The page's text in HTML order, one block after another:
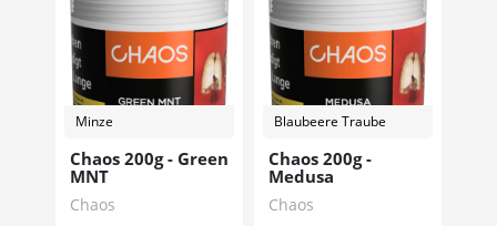
Minze
Chaos 200g - Green
MNT
Chaos
Blaubeere Traube
Chaos 200g -
Medusa
Chaos